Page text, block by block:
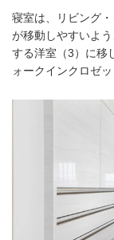
寝室は、リビング
が移動しやすいよ
する洋室（3）に移
ォークインクロゼ